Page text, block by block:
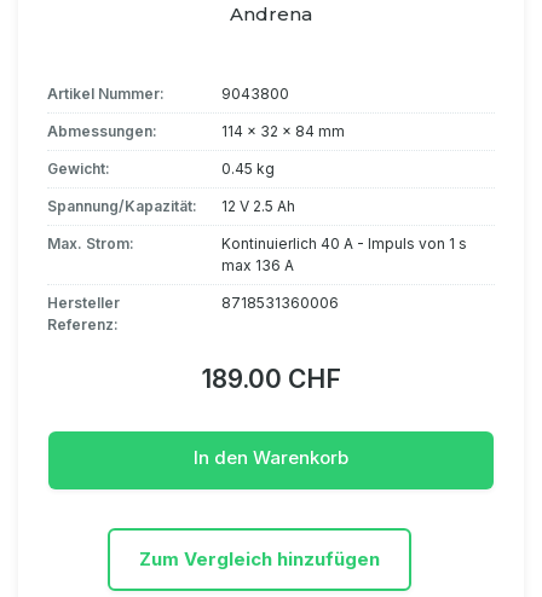
Andrena
Artikel Nummer: 9043800
Abmessungen: 114 x 32 x 84 mm
Gewicht: 0.45 kg
Spannung/Kapazität: 12 V 2.5 Ah
Max. Strom:
Kontinuierlich 40 A - Impuls von 1 s
max 136 A
Hersteller
Referenz:
8718531360006
189.00 CHF
In den Warenkorb
Zum Vergleich hinzufügen